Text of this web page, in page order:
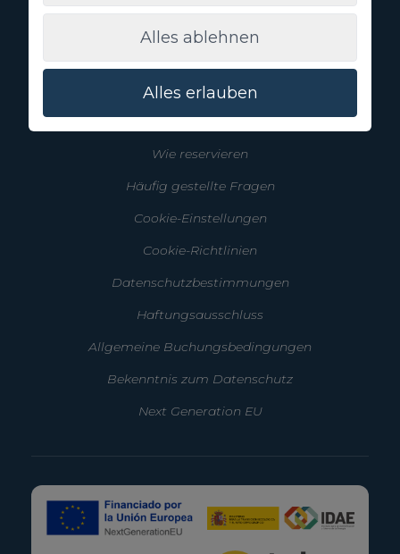
Blog
Erlebnisse
Hilfe
Wie reservieren
Häufig gestellte Fragen
Cookie-Einstellungen
Cookie-Richtlinien
Datenschutzbestimmungen
Haftungsausschluss
Allgemeine Buchungsbedingungen
Bekenntnis zum Datenschutz
Next Generation EU
Alles ablehnen
Alles erlauben